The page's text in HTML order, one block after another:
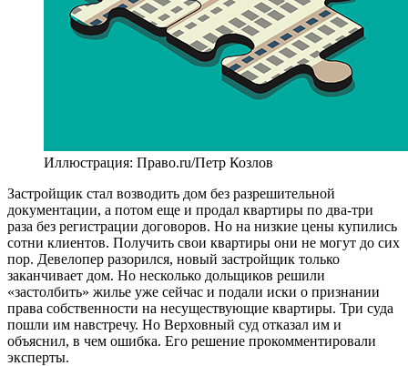
Иллюстрация: Право.ru/Петр Козлов
Застройщик стал возводить дом без разрешительной
документации, а потом еще и продал квартиры по два-три
раза без регистрации договоров. Но на низкие цены купились
сотни клиентов. Получить свои квартиры они не могут до сих
пор. Девелопер разорился, новый застройщик только
заканчивает дом. Но несколько дольщиков решили
«застолбить» жилье уже сейчас и подали иски о признании
права собственности на несуществующие квартиры. Три суда
пошли им навстречу. Но Верховный суд отказал им и
объяснил, в чем ошибка. Его решение прокомментировали
эксперты.